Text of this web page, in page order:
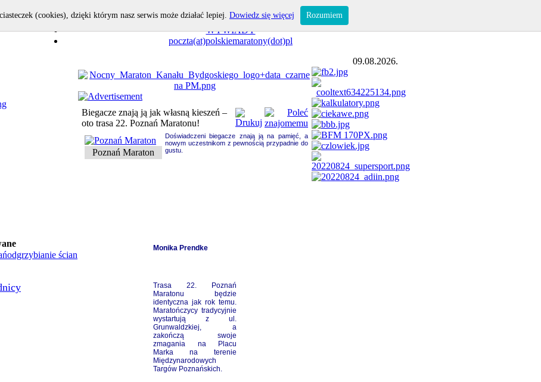
OPOWIEDZ I TY!
WYWIADY
poczta(at)polskiemaratony(dot)pl
09.08.2026.
odgrzybianie ścian
Biegacze znają ją jak własną kieszeń –
oto trasa 22. Poznań Maratonu!
Poznań Maraton
Doświadczeni biegacze znają ją na pamięć, a
nowym uczestnikom z pewnością przypadnie do
gustu.
Monika Prendke
Trasa 22. Poznań
Maratonu będzie
identyczna jak rok temu.
Maratończycy tradycyjnie
wystartują z ul.
Grunwaldzkiej, a
zakończą swoje
zmagania na Placu
Marka na terenie
Międzynarodowych
Targów Poznańskich.
(cookies), dzięki którym nasz serwis może działać lepiej. Dowiedz się więcej Rozumiem